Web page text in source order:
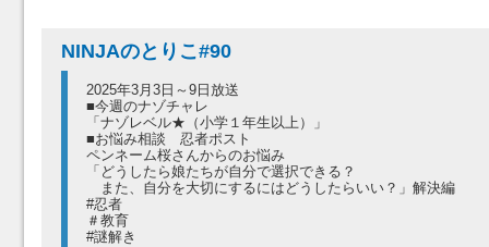
NINJAのとりこ#90
2025年3月3日～9日放送
■今週のナゾチャレ
「ナゾレベル★（小学１年生以上）」
■お悩み相談 忍者ポスト
ペンネーム桜さんからのお悩み
「どうしたら娘たちが自分で選択できる？
また、自分を大切にするにはどうしたらいい？」解決編
#忍者
＃教育
#謎解き